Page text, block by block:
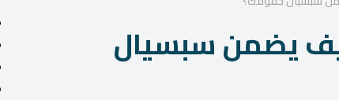
يضمن سبسيال